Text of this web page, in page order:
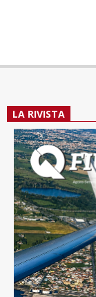
LA RIVISTA